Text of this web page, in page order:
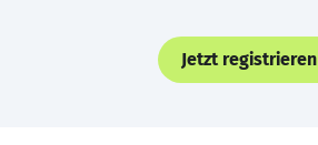
Jetzt registrieren